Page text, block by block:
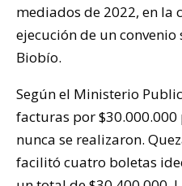
mediados de 2022, en la
ejecución de un convenio
Biobío.
Según el Ministerio
facturas por
nunca se realizaron.
facilitó cuatro boletas